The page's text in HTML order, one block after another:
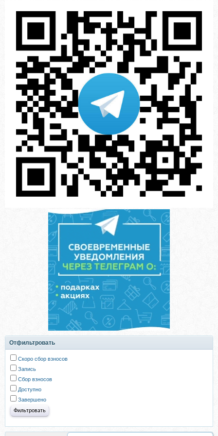
Отфильтровать
Скоро сбор взносов
Запись
Сбор взносов
Доступно
Завершено